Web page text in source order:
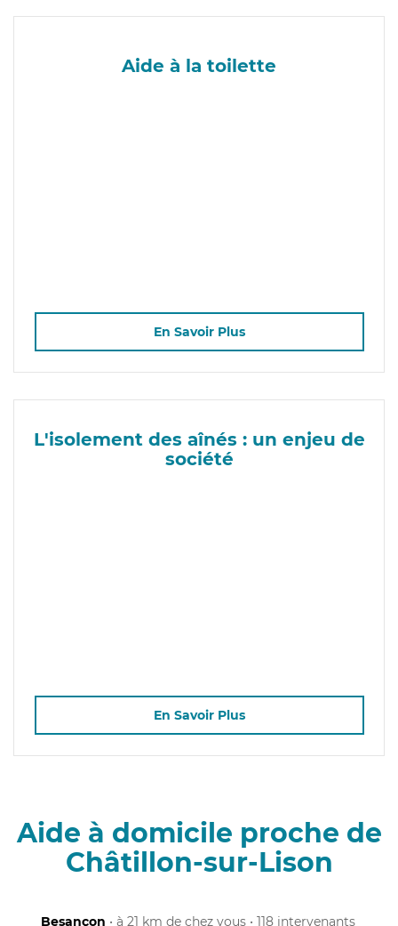
Aide à la toilette
En Savoir Plus
L'isolement des aînés : un enjeu de
société
En Savoir Plus
Aide à domicile proche de
Châtillon-sur-Lison
Besançon • à 21 km de chez vous • 118 intervenants